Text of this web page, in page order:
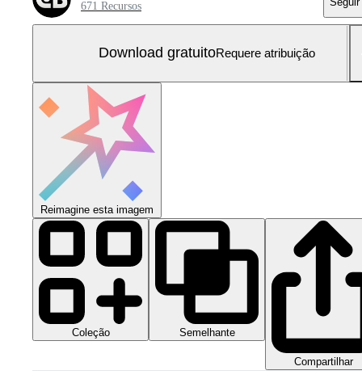
671 Recursos
Download gratuitoRequere atribuição
Reimagine esta imagem
Coleção Semelhante
Compartilhar